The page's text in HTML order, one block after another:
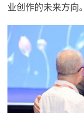
业创作的未来方向。